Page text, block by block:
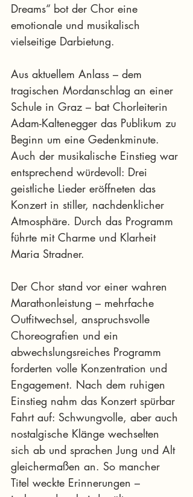
Dreams“ bot der Chor eine
emotionale und musikalisch
vielseitige Darbietung.
Aus aktuellem Anlass – dem
tragischen Mordanschlag an einer
Schule in Graz – bat Chorleiterin
Adam-Kaltenegger das Publikum zu
Beginn um eine Gedenkminute.
Auch der musikalische Einstieg war
entsprechend würdevoll: Drei
geistliche Lieder eröffneten das
Konzert in stiller, nachdenklicher
Atmosphäre. Durch das Programm
führte mit Charme und Klarheit
Maria Stradner.
Der Chor stand vor einer wahren
Marathonleistung – mehrfache
Outfitwechsel, anspruchsvolle
Choreografien und ein
abwechslungsreiches Programm
forderten volle Konzentration und
Engagement. Nach dem ruhigen
Einstieg nahm das Konzert spürbar
Fahrt auf: Schwungvolle, aber auch
nostalgische Klänge wechselten
sich ab und sprachen Jung und Alt
gleichermaßen an. So mancher
Titel weckte Erinnerungen –